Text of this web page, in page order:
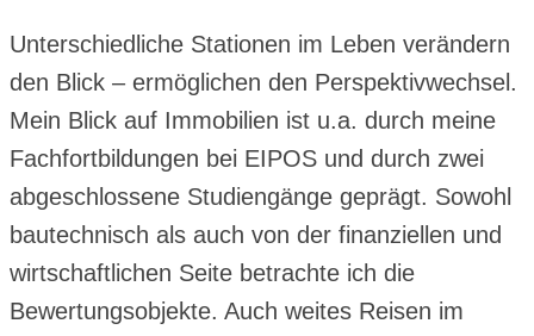
Unterschiedliche Stationen im Leben verändern
den Blick – ermöglichen den Perspektivwechsel.
Mein Blick auf Immobilien ist u.a. durch meine
Fachfortbildungen bei EIPOS und durch zwei
abgeschlossene Studiengänge geprägt. Sowohl
bautechnisch als auch von der finanziellen und
wirtschaftlichen Seite betrachte ich die
Bewertungsobjekte. Auch weites Reisen im